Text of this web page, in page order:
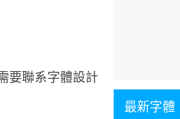
最新字體
要聯系字體設計